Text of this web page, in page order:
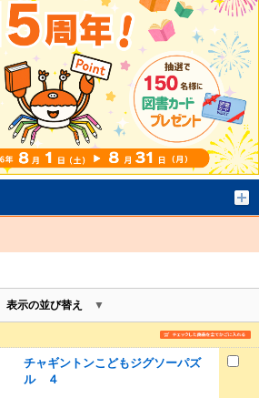
表示の並び替え
チャギントンこどもジグソーパズ
ル ４